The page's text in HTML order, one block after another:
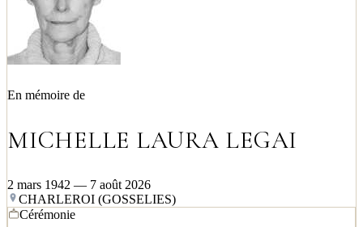
En mémoire de
MICHELLE LAURA LEGAI
2 mars 1942 — 7 août 2026
CHARLEROI (GOSSELIES)
Cérémonie